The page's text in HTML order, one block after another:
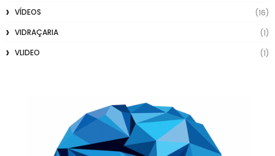
VÍDEOS
(16)
VIDRAÇARIA
(1)
VLIDEO
(1)